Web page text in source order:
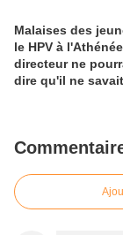
Malaises des
le HPV à
directeur ne
dire qu'il ne